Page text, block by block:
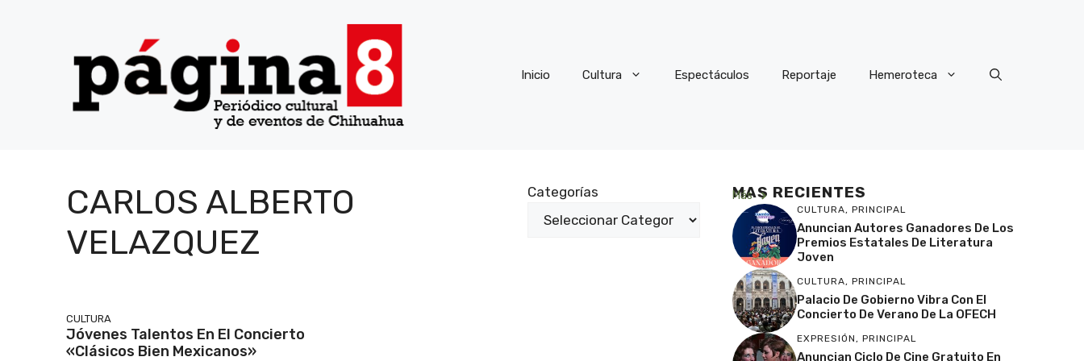
Inicio Cultura Espectáculos Reportaje Hemeroteca
CARLOS ALBERTO
VELAZQUEZ
Categorías
CULTURA
Jóvenes Talentos En El Concierto
«Clásicos Bien Mexicanos»
MAS RECIENTES
Más
CULTURA, PRINCIPAL
Anuncian Autores Ganadores De Los
Premios Estatales De Literatura
Joven
CULTURA, PRINCIPAL
Palacio De Gobierno Vibra Con El
Concierto De Verano De La OFECH
EXPRESIÓN, PRINCIPAL
Anuncian Ciclo De Cine Gratuito En